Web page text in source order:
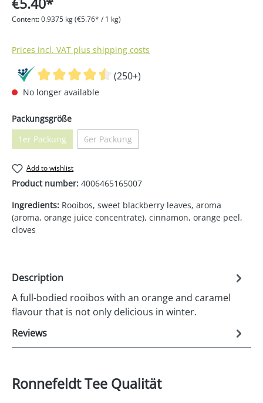
Content:0.9375 kg(€5.76* / 1 kg)
Prices incl. VAT plus shipping costs
(250+)
No longer available
Select
Packungsgröße
1er Packung(This option is currently unavailable.)
6er Packung(This option is currently unavailable.)
Add to wishlist
Product number: 4006465165007
Ingredients: Rooibos, sweet blackberry leaves, aroma
(aroma, orange juice concentrate), cinnamon, orange peel,
cloves
Description
A full-bodied rooibos with an orange and caramel
flavour that is not only delicious in winter.
Reviews
Ronnefeldt Tee Qualität